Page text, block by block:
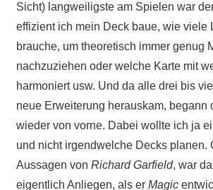
Sicht) langweiligste am Spielen war
effizient ich mein Deck baue, wie viele
brauche, um theoretisch immer genug
nachzuziehen oder welche Karte mit
harmoniert usw. Und da alle drei bis
neue Erweiterung herauskam, begann
wieder von vorne. Dabei wollte ich ja
und nicht irgendwelche Decks planen.
Aussagen von Richard Garfield, war
eigentlich Anliegen, als er Magic